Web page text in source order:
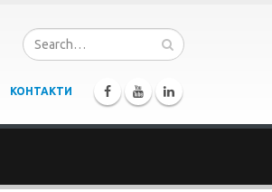
КОНТАКТИ